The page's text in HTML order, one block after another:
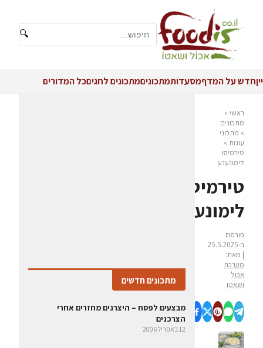
🔍
ייןחדש על המדףמסעדותמתכוניםמתכונים לחגיםכל המדורים
ראשי »
מתכונים
» מתכוני
עוגות »
טירמיסו
לימונענע
טירמיסו
לימונענע
פורסם
ב-25.5.2025
| מאת:
מערכת
אכול
ושאטו
מתכונים חדשים
מבצעים לפסח – היצרנים מחזרים אחרי
הצרכנים
12 באפריל 2006